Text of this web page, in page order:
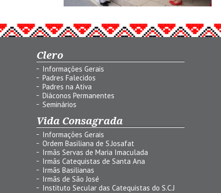
Clero
Informações Gerais
Padres Falecidos
Padres na Ativa
Diáconos Permanentes
Seminários
Vida Consagrada
Informações Gerais
Ordem Basiliana de S.Josafat
Irmãs Servas de Maria Imaculada
Irmãs Catequistas de Santa Ana
Irmãs Basilianas
Irmãs de São José
Instituto Secular das Catequistas do S.C.J